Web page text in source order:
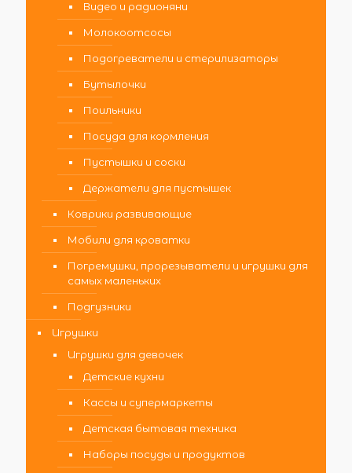
Видео и радионяни
Молокоотсосы
Подогреватели и стерилизаторы
Бутылочки
Поильники
Посуда для кормления
Пустышки и соски
Держатели для пустышек
Коврики развивающие
Мобили для кроватки
Погремушки, прорезыватели и игрушки для
самых маленьких
Подгузники
Игрушки
Игрушки для девочек
Детские кухни
Кассы и супермаркеты
Детская бытовая техника
Наборы посуды и продуктов